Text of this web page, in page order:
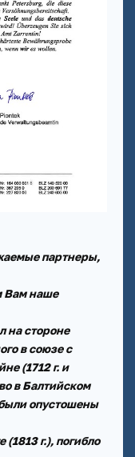
партнеры,
Вам наше
на стороне
в союзе с
(1712 г. и
в Балтийском
опустошены
г.), погибло